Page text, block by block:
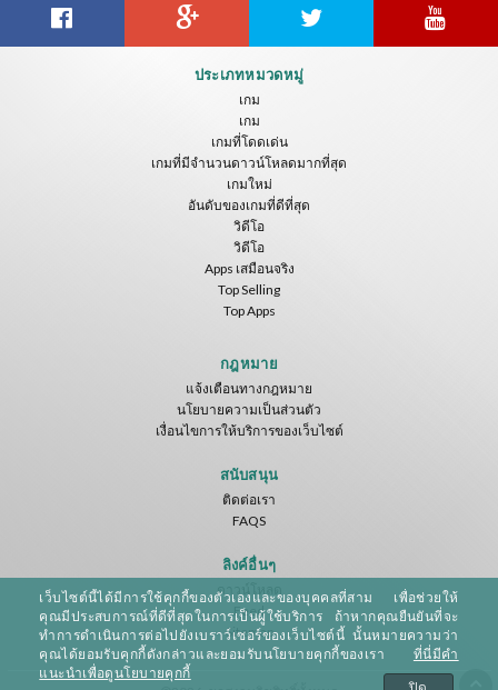
Nvía
ฟรี
Jumping Levels
Nvía
ประเภทหมวดหมู่
เกม
เกม
เกมที่โดดเด่น
เกมที่มีจำนวนดาวน์โหลดมากที่สุด
เกมใหม่
อันดับของเกมที่ดีที่สุด
วิดีโอ
วิดีโอ
Apps เสมือนจริง
Top Selling
Top Apps
กฎหมาย
แจ้งเตือนทางกฎหมาย
นโยบายความเป็นส่วนตัว
เงื่อนไขการให้บริการของเว็บไซต์
สนับสนุน
ติดต่อเรา
FAQS
ลิงค์อื่นๆ
ดาวน์โหลด
Feed
Sitemap
เว็บไซต์นี้ได้มีการใช้คุกกี้ของตัวเองและของบุคคลที่สาม เพื่อช่วยให้
คุณมีประสบการณ์ที่ดีที่สุดในการเป็นผู้ใช้บริการ ถ้าหากคุณยืนยันที่จะ
ทำการดำเนินการต่อไปยังเบราว์เซอร์ของเว็บไซต์นี้ นั้นหมายความว่า
คุณได้ยอมรับคุกกี้ดังกล่าวและยอมรับนโยบายคุกกี้ของเรา ที่นี่มีคำ
แนะนำเพื่อดูนโยบายคุกกี้